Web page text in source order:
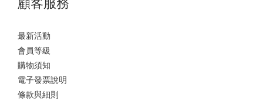
最新活動
會員等級
購物須知
電子發票說明
條款與細則